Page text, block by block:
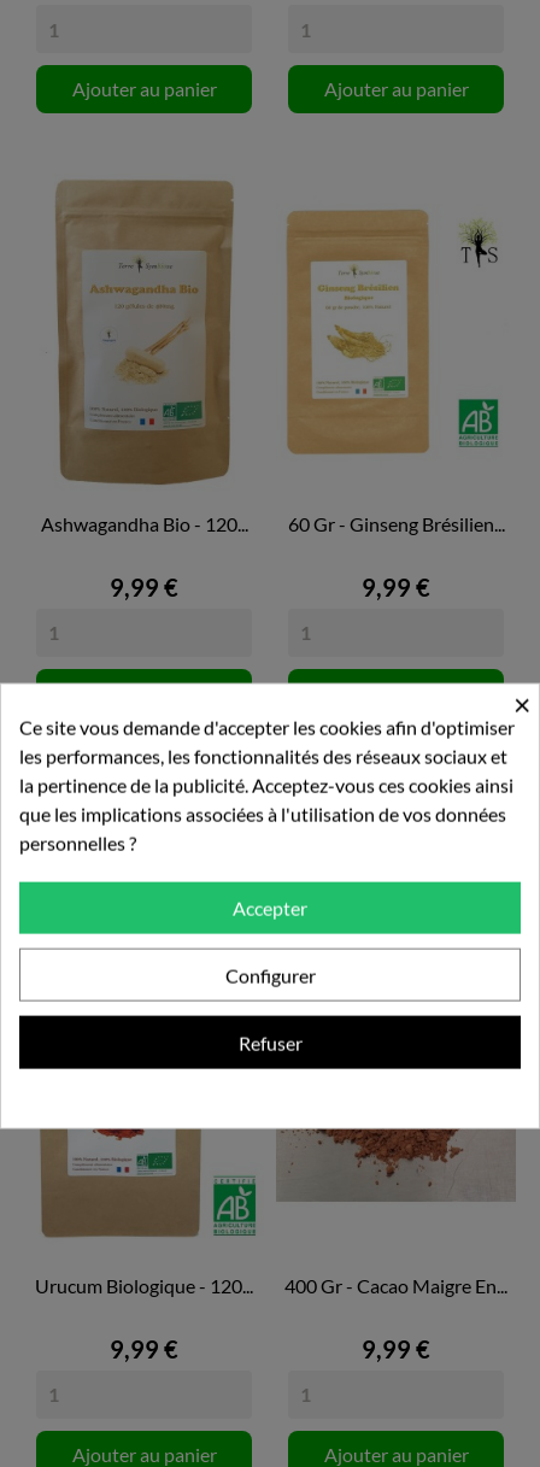
Ajouter au panier Ajouter au panier
Ashwagandha Bio - 120...
9,99 €
Ajouter au panier
60 Gr - Ginseng Brésilien...
9,99 €
Ajouter au panier
16 autres produits dans la
même catégorie :
Urucum Biologique - 120...
9,99 €
Ajouter au panier
400 Gr - Cacao Maigre En...
9,99 €
Ajouter au panier
×
Ce site vous demande d'accepter les cookies afin d'optimiser
les performances, les fonctionnalités des réseaux sociaux et
la pertinence de la publicité. Acceptez-vous ces cookies ainsi
que les implications associées à l'utilisation de vos données
personnelles ?
Accepter
Configurer
Refuser